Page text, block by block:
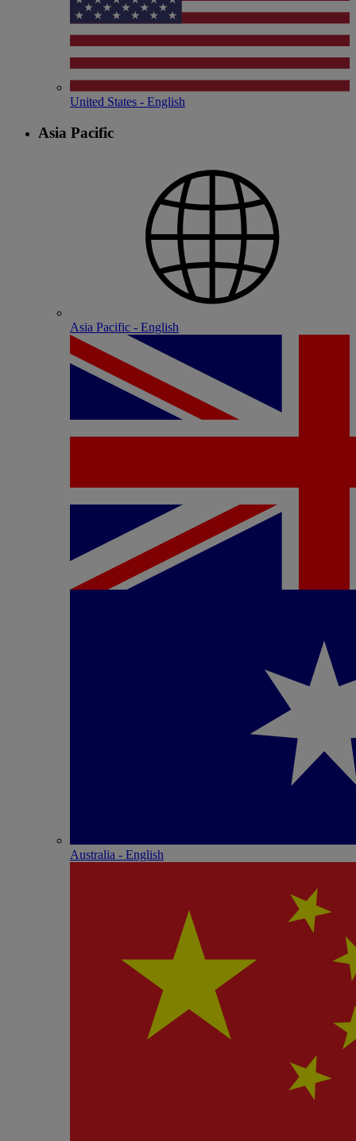
United States - English
Asia Pacific
Asia Pacific - English
Australia - English